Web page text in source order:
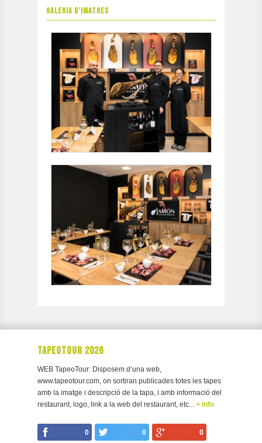
GALERIA D'IMATGES
TAPEOTOUR 2026
WEB TapeoTour: Disposem d’una web,
www.tapeotour.com, on sortiran publicades totes les tapes
amb la imatge i descripció de la tapa, i amb informació del
restaurant, logo, link a la web del restaurant, etc... + info
0 0 0